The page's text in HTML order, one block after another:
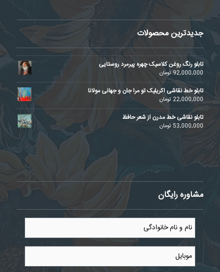
جدیدترین محصولات
تابلو رنگ روغن کلاسیک چهره پیرمرد روستایی
92,000,000تومان
تابلو خط نقاشی اکریلیک تو مرا جان و جهانی مولانا
22,000,000 تومان
تابلو نقاشی خط مدرن از شعر حافظ
53,000,000 تومان
مشاوره رایگان
نام
نام
خانوادگی* موبایل